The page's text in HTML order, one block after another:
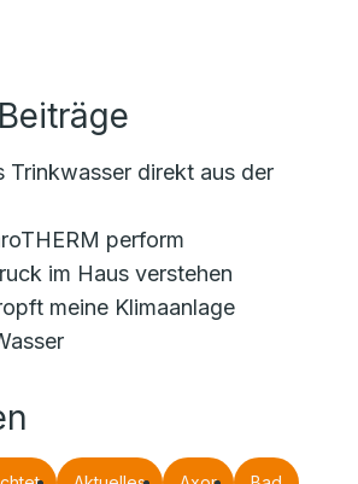
Trinkwasser direkt aus der
perform
im Haus verstehen
meine Klimaanlage